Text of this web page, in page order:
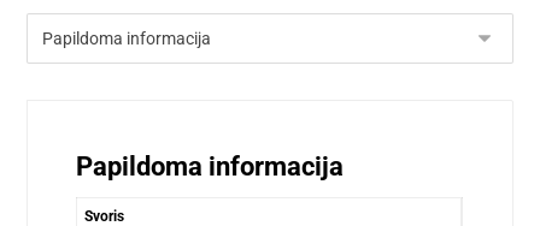
Papildoma informacija
Svoris